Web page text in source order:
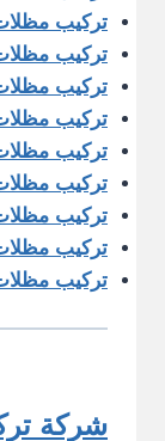
تركيب
تركيب
تركيب
تركيب
تركيب
تركيب
تركيب
تركيب
تركيب
شركة